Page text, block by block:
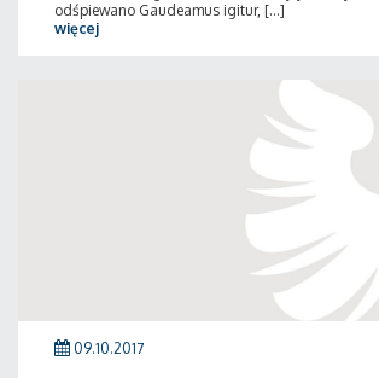
odśpiewano Gaudeamus igitur, [...]
więcej
09.10.2017